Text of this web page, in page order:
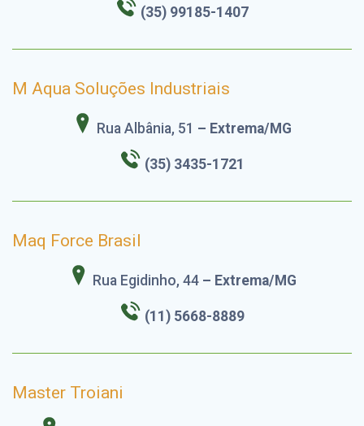
(35) 99185-1407
M Aqua Soluções Industriais
Rua Albânia, 51 – Extrema/MG
(35) 3435-1721
Maq Force Brasil
Rua Egidinho, 44– Extrema/MG
(11) 5668-8889
Master Troiani